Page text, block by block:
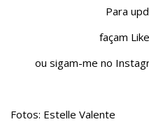
Para
façam
ou sigam-me no
Fotos: Estelle Valente